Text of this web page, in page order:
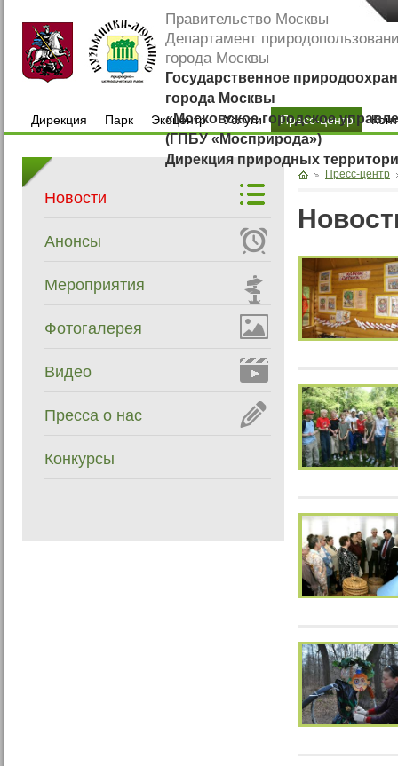
Правительство Москвы
Департамент
города Москвы
Государственное
города Москвы
«Московское городское
(ГПБУ «Мосприрода»)
Дирекция природных
Дирекция
Парк
Экоцентр
Экоцентр
Услуги
Услуги
Пресс-центр
Новости
Анонсы
Мероприятия
Фотогалерея
Видео
Пресса о нас
Конкурсы
Пресс-центр